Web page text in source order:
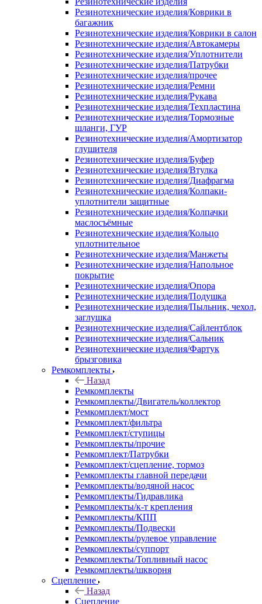
Резинотехнические изделия/Коврики в
багажник
Резинотехнические изделия/Коврики в салон
Резинотехнические изделия/Автокамеры
Резинотехнические изделия/Уплотнители
Резинотехнические изделия/Патрубки
Резинотехнические изделия/прочее
Резинотехнические изделия/Ремни
Резинотехнические изделия/Рукава
Резинотехнические изделия/Техпластина
Резинотехнические изделия/Тормозные
шланги, ГУР
Резинотехнические изделия/Амортизатор
глушителя
Резинотехнические изделия/Буфер
Резинотехнические изделия/Втулка
Резинотехнические изделия/Диафрагма
Резинотехнические изделия/Колпаки-
уплотнители защитные
Резинотехнические изделия/Колпачки
маслосъёмные
Резинотехнические изделия/Кольцо
уплотнительное
Резинотехнические изделия/Манжеты
Резинотехнические изделия/Напольное
покрытие
Резинотехнические изделия/Опора
Резинотехнические изделия/Подушка
Резинотехнические изделия/Пыльник, чехол,
заглушка
Резинотехнические изделия/Сайлентблок
Резинотехнические изделия/Сальник
Резинотехнические изделия/Фартук
брызговика
Ремкомплекты
Назад
Ремкомплекты
Ремкомплекты/Двигатель/коллектор
Ремкомплект/мост
Ремкомплект/фильтра
Ремкомплект/ступицы
Ремкомплекты/прочие
Ремкомплект/Патрубки
Ремкомплект/сцепление, тормоз
Ремкомплекты главной передачи
Ремкомплекты/водяной насос
Ремкомплекты/Гидравлика
Ремкомплекты/к-т крепления
Ремкомплекты/КПП
Ремкомплекты/Подвески
Ремкомплекты/рулевое управление
Ремкомплекты/суппорт
Ремкомплекты/Топливный насос
Ремкомплекты/шкворня
Сцепление
Назад
Сцепление